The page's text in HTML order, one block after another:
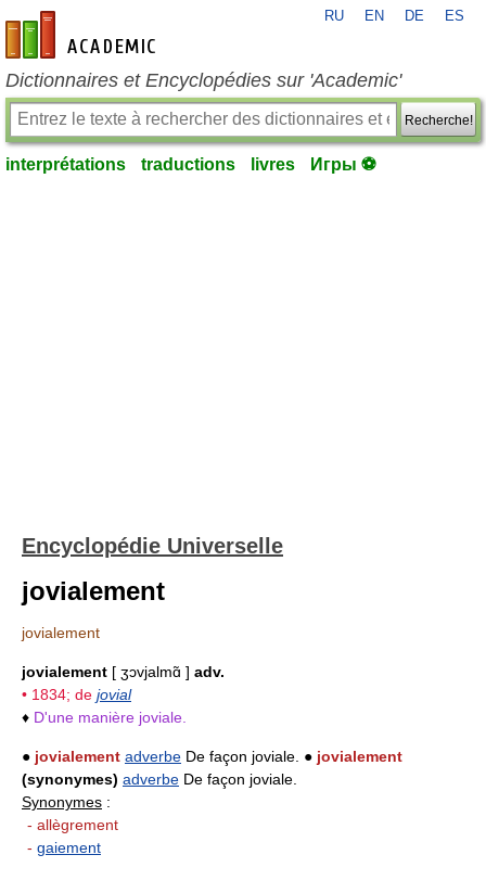
fr-academic.com
RU EN DE ES
Dictionnaires et Encyclopédies sur 'Academic'
Recherche!
interprétations traductions livres Игры ⚽
Encyclopédie Universelle
jovialement
jovialement
jovialement [ ʒɔvjalmɑ̃ ] adv.
• 1834; de jovial
♦ D'une manière joviale.
● jovialement adverbe De façon joviale. ● jovialement
(synonymes) adverbe De façon joviale.
Synonymes :
- allègrement
- gaiement